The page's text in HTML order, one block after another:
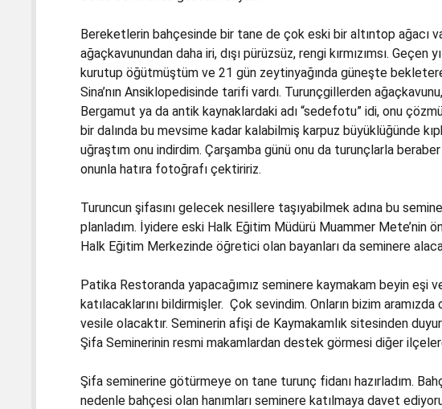
Bereketlerin bahçesinde bir tane de çok eski bir altıntop ağacı
ağaçkavunundan daha iri, dışı pürüzsüz, rengi kırmızımsı.
kurutup öğütmüştüm ve 21 gün zeytinyağında güneşte
Sina’nın Ansiklopedisinde tarifi vardı. Turunçgillerden
Bergamut ya da antik kaynaklardaki adı “sedefotu” idi, onu
bir dalında bu mevsime kadar kalabilmiş karpuz büyüklüğünde
uğraştım onu indirdim. Çarşamba günü onu da turunçlarla
onunla hatıra fotoğrafı çektiririz.
Turuncun şifasını gelecek nesillere taşıyabilmek adına bu
planladım. İyidere eski Halk Eğitim Müdürü Muammer Mete’nin
Halk Eğitim Merkezinde öğretici olan bayanları da seminere
Patika Restoranda yapacağımız seminere kaymakam beyin eşi
katılacaklarını bildirmişler. Çok sevindim. Onların bizim
vesile olacaktır. Seminerin afişi de Kaymakamlık sitesinden
Şifa Seminerinin resmi makamlardan destek görmesi diğer
Şifa seminerine götürmeye on tane turunç fidanı hazırladım.
nedenle bahçesi olan hanımları seminere katılmaya davet